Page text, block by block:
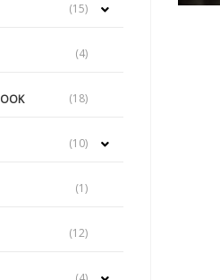
(15)
(4)
(18)
(10)
(1)
(12)